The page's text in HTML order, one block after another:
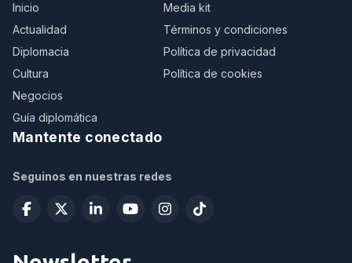
Inicio
Actualidad
Diplomacia
Cultura
Negocios
Guía diplomática
Media kit
Términos y condiciones
Política de privacidad
Política de cookies
Mantente conectado
Seguinos en nuestras redes